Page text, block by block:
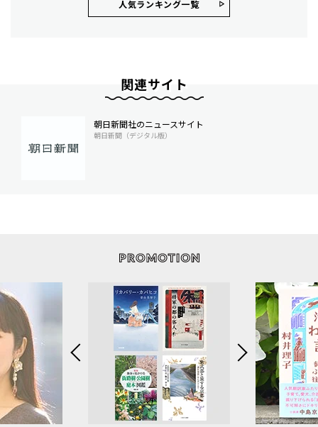
人気ランキング⼀覧
関連サイト
朝日新聞社のニュースサイト
朝日新聞（デジタル版）